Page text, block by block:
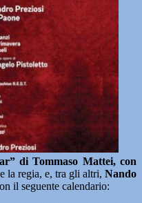
di Tommaso Mattei, con
la regia, e, tra gli altri, Nando
il seguente calendario: